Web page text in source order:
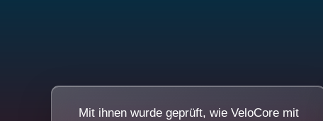
Mit ihnen wurde geprüft, wie VeloCore mit